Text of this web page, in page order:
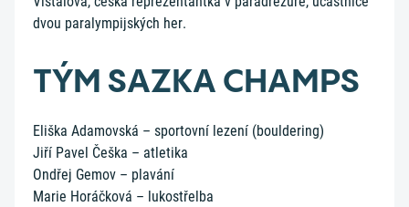
dvou paralympijských her.
TÝM SAZKA CHAMPS
Eliška Adamovská – sportovní lezení (bouldering)
Jiří Pavel Češka – atletika
Ondřej Gemov – plavání
Marie Horáčková – lukostřelba